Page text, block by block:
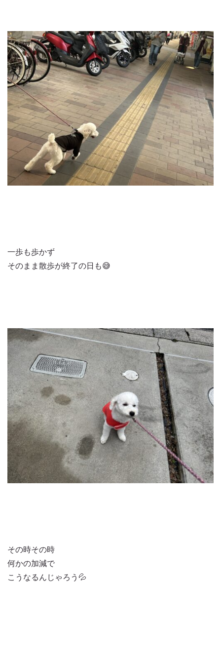
一歩も歩かず
そのまま散歩が終了の日も😅
その時その時
何かの加減で
こうなるんじゃろう💦